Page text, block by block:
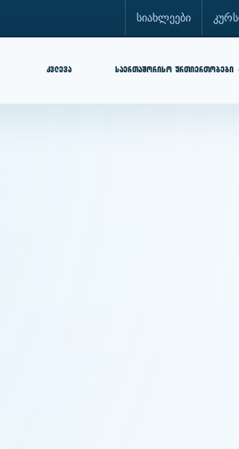
სიახლეები
ᲙᲕᲚᲔᲕᲐ ᲡᲐᲔᲠᲗᲐᲨᲝᲠᲘᲡᲝ ᲣᲠᲗᲘᲔᲠᲗᲝᲑᲔᲑᲘ